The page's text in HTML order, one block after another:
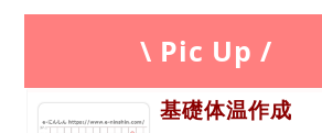
\ Pic Up /
基礎体温作成